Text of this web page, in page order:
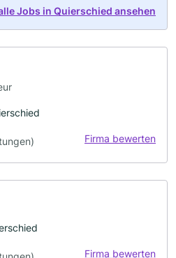
Jobs in Quierschied ansehen
Firma bewerten
Firma bewerten